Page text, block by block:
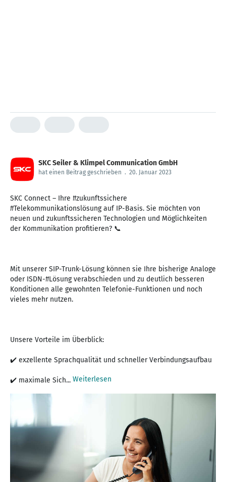
SKC Seiler & Klimpel Communication GmbH
hat einen Beitrag geschrieben . 20. Januar 2023
SKC Connect – Ihre #zukunftssichere
#Telekommunikationslösung auf IP-Basis. Sie möchten von
neuen und zukunftssicheren Technologien und Möglichkeiten
der Kommunikation profitieren? 📞
Mit unserer SIP-Trunk-Lösung können sie Ihre bisherige Analoge
oder ISDN-#Lösung verabschieden und zu deutlich besseren
Konditionen alle gewohnten Telefonie-Funktionen und noch
vieles mehr nutzen.
Unsere Vorteile im Überblick:
✔️ exzellente Sprachqualität und schneller Verbindungsaufbau
✔️ maximale Sich... Weiterlesen